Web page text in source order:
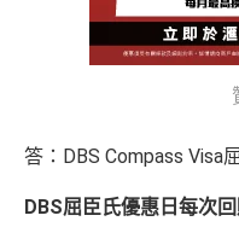
答：DBS Compass Visa
DBS屈臣氏優惠日每次